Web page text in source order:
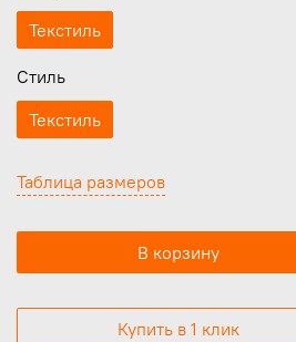
Таблица размеров
В корзину
Купить в 1 клик
Текстиль
Стиль
Текстиль